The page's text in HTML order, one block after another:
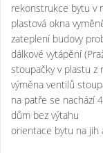
rekonstrukce bytu v
plastová okna
zateplení budovy
dálkové vytápění
stoupačky v plastu z
výměna ventilů
na patře se nachází
dům bez výtahu
orientace bytu na jih